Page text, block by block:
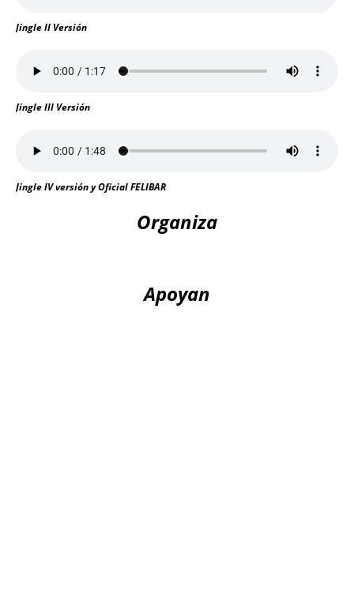
Jingle II Versión
Jingle III Versión
Jingle IV versión y Oficial FELIBAR
Organiza
Apoyan